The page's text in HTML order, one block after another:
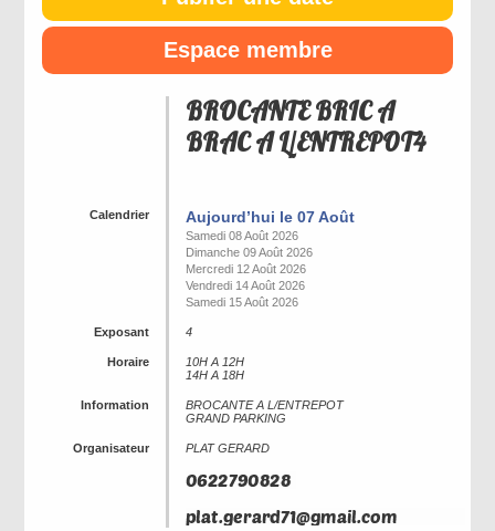
Espace membre
BROCANTE BRIC A
BRAC A L/ENTREPOT4
Calendrier Aujourd’hui le 07 Août
Samedi 08 Août 2026
Dimanche 09 Août 2026
Mercredi 12 Août 2026
Vendredi 14 Août 2026
Samedi 15 Août 2026
Exposant 4
Horaire
10H A 12H
14H A 18H
Information
BROCANTE A L/ENTREPOT
GRAND PARKING
Organisateur PLAT GERARD